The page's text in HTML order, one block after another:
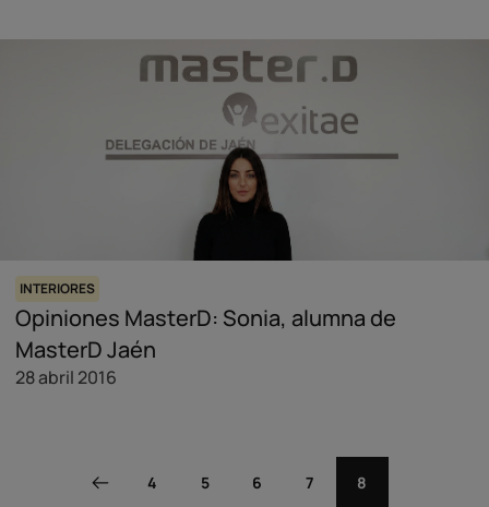
INTERIORES
Opiniones MasterD: Sonia, alumna de
MasterD Jaén
28 abril 2016
4 5 6 7 8